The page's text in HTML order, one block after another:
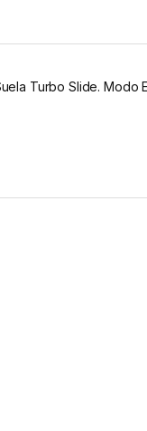
Turbo Slide. Modo